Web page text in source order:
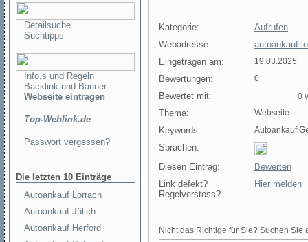
Detailsuche
Suchtipps
Info,s und Regeln
Backlink und Banner
Webseite eintragen
Top-Weblink.de
Passwort vergessen?
Die letzten 10 Einträge
Autoankauf Lörrach
Autoankauf Jülich
Autoankauf Herford
Kategorie:
Aufrufen
Webadresse:
autoankauf-
Eingetragen am:
19.03.2025
Bewertungen: 0
Bewertet mit: 0
Thema: Webseite
Keywords: Autoankauf
Sprachen:
Diesen Eintrag:
Bewerten
Link defekt?
Regelverstoss?
Hier melden
Nicht das Richtige für Sie? Suchen Sie